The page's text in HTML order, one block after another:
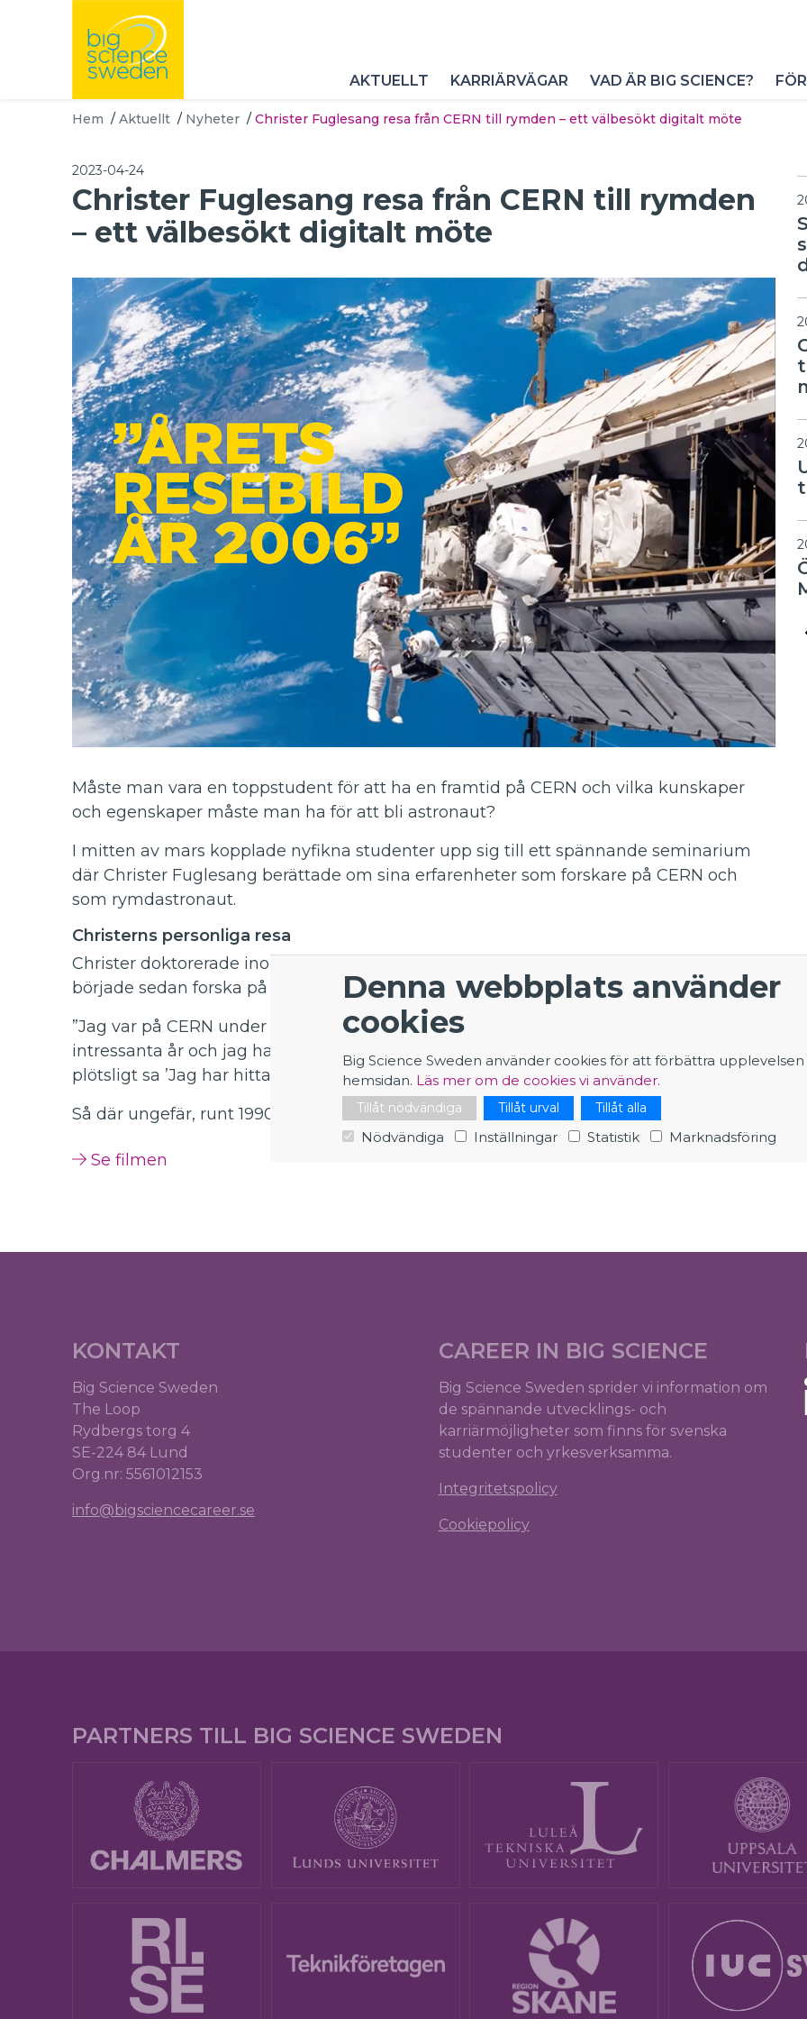
Denna webbplats använder
cookies
Big Science Sweden använder cookies för att förbättra upplevelsen
hemsidan. Läs mer om de cookies vi använder.
Tillåt nödvändiga Tillåt urval Tillåt alla
Nödvändiga Inställningar Statistik Marknadsföring
AKTUELLT KARRIÄRVÄGAR VAD ÄR BIG SCIENCE?
Hem / Aktuellt / Nyheter / Christer Fuglesang resa från CERN till rymden – ett välbesökt digitalt möte
2023-04-24
Christer Fuglesang resa från CERN till rymden
– ett välbesökt digitalt möte
Måste man vara en toppstudent för att ha en framtid på CERN och vilka kunskaper
och egenskaper måste man ha för att bli astronaut?
I mitten av mars kopplade nyfikna studenter upp sig till ett spännande seminarium
där Christer Fuglesang berättade om sina erfarenheter som forskare på CERN och
som rymdastronaut.
Christerns personliga resa
Christer doktorerade inom experimentell partikelfysik på Stockholms universitet och
började sedan forska på CERN.
”Jag var på CERN under uppbyggnaden av ATLAS-experimentet. Det var mycket
intressanta år och jag hade förmodligen stannat längre om inte en kompis till mig
plötsligt sa ’Jag har hittat ett jobb till dig!’.
Så där ungefär, runt 1990, startade mitt karriärbyte. Nu väntade rymden!”
Se filmen
KONTAKT
Big Science Sweden
The Loop
Rydbergs torg 4
SE-224 84 Lund
Org.nr: 5561012153
info@bigsciencecareer.se
CAREER IN BIG SCIENCE
Big Science Sweden sprider vi information om
de spännande utvecklings- och
karriärmöjligheter som finns för svenska
studenter och yrkesverksamma.
Integritetspolicy
Cookiepolicy
PARTNERS TILL BIG SCIENCE SWEDEN